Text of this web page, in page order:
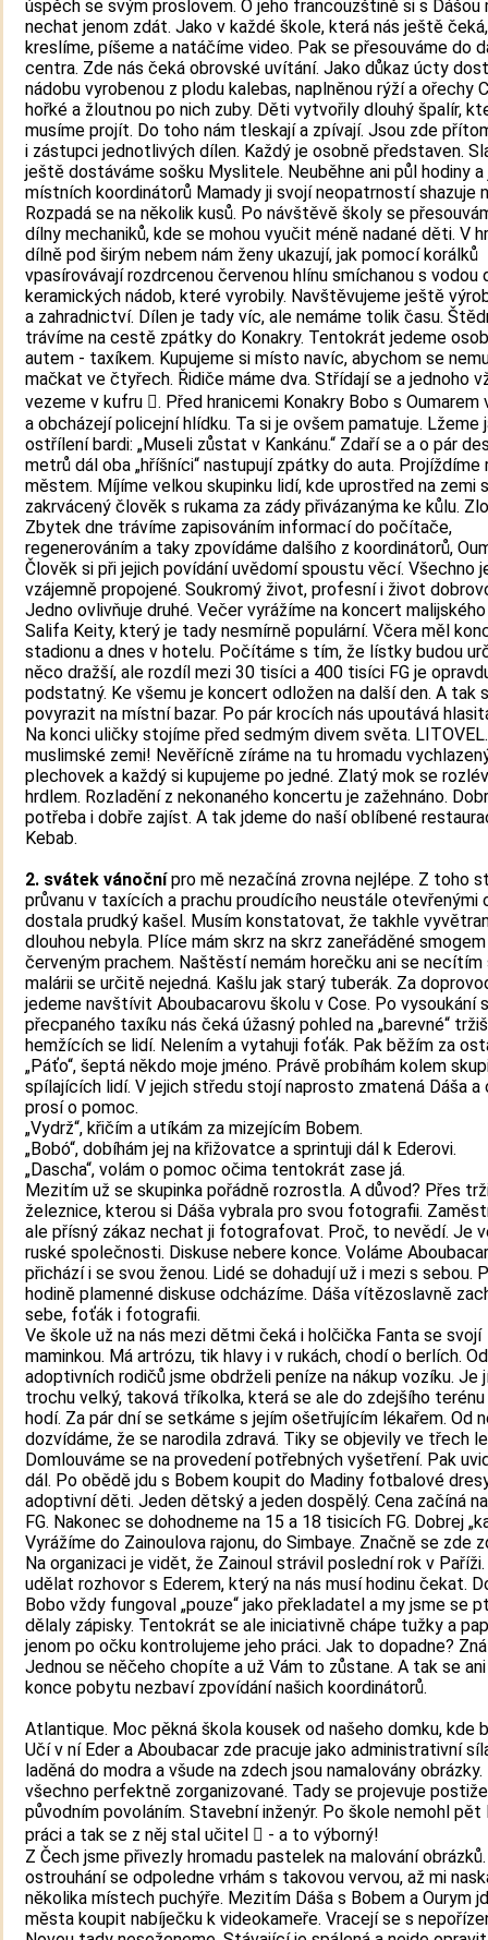
úspěch se svým proslovem. O jeho francouzštině si s Dášou
nechat jenom zdát. Jako v každé škole, která nás ještě
kreslíme, píšeme a natáčíme video. Pak se přesouváme do
centra. Zde nás čeká obrovské uvítání. Jako důkaz úcty
nádobu vyrobenou z plodu kalebas, naplněnou rýží a ořechy
hořké a žloutnou po nich zuby. Děti vytvořily dlouhý špalír,
musíme projít. Do toho nám tleskají a zpívají. Jsou zde
i zástupci jednotlivých dílen. Každý je osobně představen.
ještě dostáváme sošku Myslitele. Neuběhne ani půl hodiny a
místních koordinátorů Mamady ji svojí neopatrností shazuje
Rozpadá se na několik kusů. Po návštěvě školy se
dílny mechaniků, kde se mohou vyučit méně nadané děti. V
dílně pod širým nebem nám ženy ukazují, jak pomocí korálků
vpasírovávají rozdrcenou červenou hlínu smíchanou s vodou
keramických nádob, které vyrobily. Navštěvujeme ještě
a zahradnictví. Dílen je tady víc, ale nemáme tolik času.
trávíme na cestě zpátky do Konakry. Tentokrát jedeme
autem - taxíkem. Kupujeme si místo navíc, abychom se
mačkat ve čtyřech. Řidiče máme dva. Střídají se a jednoho
vezeme v kufru . Před hranicemi Konakry Bobo s Oumarem
a obcházejí policejní hlídku. Ta si je ovšem pamatuje. Lžeme
ostřílení bardi: „Museli zůstat v Kankánu.“ Zdaří se a o pár
metrů dál oba „hříšníci“ nastupují zpátky do auta. Projíždíme
městem. Míjíme velkou skupinku lidí, kde uprostřed na zemi
zakrvácený člověk s rukama za zády přivázanýma ke kůlu.
Zbytek dne trávíme zapisováním informací do počítače,
regenerováním a taky zpovídáme dalšího z koordinátorů,
Člověk si při jejich povídání uvědomí spoustu věcí. Všechno
vzájemně propojené. Soukromý život, profesní i život
Jedno ovlivňuje druhé. Večer vyrážíme na koncert
Salifa Keity, který je tady nesmírně populární. Včera měl
stadionu a dnes v hotelu. Počítáme s tím, že lístky budou
něco dražší, ale rozdíl mezi 30 tisíci a 400 tisíci FG je
podstatný. Ke všemu je koncert odložen na další den. A tak
povyrazit na místní bazar. Po pár krocích nás upoutává
Na konci uličky stojíme před sedmým divem světa.
muslimské zemi! Nevěřícně zíráme na tu hromadu
plechovek a každý si kupujeme po jedné. Zlatý mok se
hrdlem. Rozladění z nekonaného koncertu je zažehnáno.
potřeba i dobře zajíst. A tak jdeme do naší oblíbené
Kebab.
2. svátek vánočnípro mě nezačíná zrovna nejlépe. Z toho
průvanu v taxících a prachu proudícího neustále otevřenými
dostala prudký kašel. Musím konstatovat, že takhle
dlouhou nebyla. Plíce mám skrz na skrz zaneřáděné
červeným prachem. Naštěstí nemám horečku ani se necítím
malárii se určitě nejedná. Kašlu jak starý tuberák. Za
jedeme navštívit Aboubacarovu školu v Cose. Po vysoukání
přecpaného taxíku nás čeká úžasný pohled na „barevné“
hemžících se lidí. Nelením a vytahuji foťák. Pak běžím za
„Páťo“, šeptá někdo moje jméno. Právě probíhám kolem
spílajících lidí. V jejich středu stojí naprosto zmatená Dáša a
prosí o pomoc.
„Vydrž“, křičím a utíkám za mizejícím Bobem.
„Bobó“, dobíhám jej na křižovatce a sprintuji dál k Ederovi.
„Dascha“, volám o pomoc očima tentokrát zase já.
Mezitím už se skupinka pořádně rozrostla. A důvod? Přes
železnice, kterou si Dáša vybrala pro svou fotografii.
ale přísný zákaz nechat ji fotografovat. Proč, to nevědí. Je
ruské společnosti. Diskuse nebere konce. Voláme
přichází i se svou ženou. Lidé se dohadují už i mezi s sebou.
hodině plamenné diskuse odcházíme. Dáša vítězoslavně
sebe, foťák i fotografii.
Ve škole už na nás mezi dětmi čeká i holčička Fanta se svojí
maminkou. Má artrózu, tik hlavy i v rukách, chodí o berlích. Od
adoptivních rodičů jsme obdrželi peníze na nákup vozíku. Je
trochu velký, taková tříkolka, která se ale do zdejšího
hodí. Za pár dní se setkáme s jejím ošetřujícím lékařem. Od
dozvídáme, že se narodila zdravá. Tiky se objevily ve třech
Domlouváme se na provedení potřebných vyšetření. Pak
dál. Po obědě jdu s Bobem koupit do Madiny fotbalové
adoptivní děti. Jeden dětský a jeden dospělý. Cena začíná
FG. Nakonec se dohodneme na 15 a 18 tisicích FG. Dobrej
Vyrážíme do Zainoulova rajonu, do Simbaye. Značně se zde
Na organizaci je vidět, že Zainoul strávil poslední rok v
udělat rozhovor s Ederem, který na nás musí hodinu čekat.
Bobo vždy fungoval „pouze“ jako překladatel a my jsme se
dělaly zápisky. Tentokrát se ale iniciativně chápe tužky a
jenom po očku kontrolujeme jeho práci. Jak to dopadne?
Jednou se něčeho chopíte a už Vám to zůstane. A tak se
konce pobytu nezbaví zpovídání našich koordinátorů.
Atlantique. Moc pěkná škola kousek od našeho domku, kde
Učí v ní Eder a Aboubacar zde pracuje jako administrativní
laděná do modra a všude na zdech jsou namalovány obrázky.
všechno perfektně zorganizované. Tady se projevuje
původním povoláním. Stavební inženýr. Po škole nemohl
práci a tak se z něj stal učitel  - a to výborný!
Z Čech jsme přivezly hromadu pastelek na malování
ostrouhání se odpoledne vrhám s takovou vervou, až mi
několika místech puchýře. Mezitím Dáša s Bobem a Ourym
města koupit nabíječku k videokameře. Vracejí se s